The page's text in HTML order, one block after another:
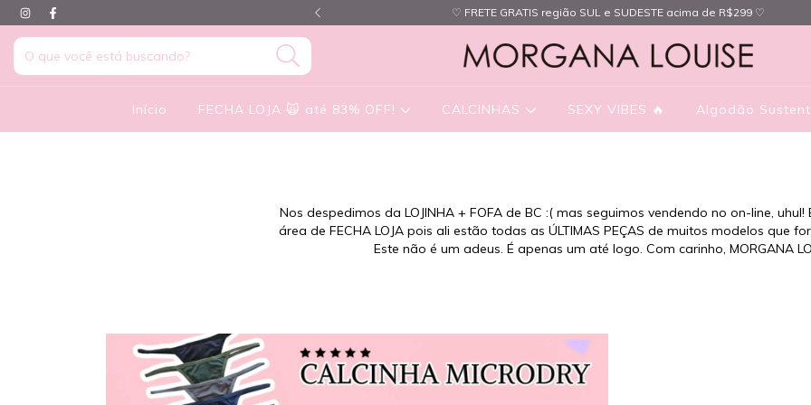
até 83% OFF ♡ ♡ FRETE GRATIS região SUL e SUDESTE acima de R$299 ♡
Início FECHA LOJA 🙀 até 83% OFF! CALCINHAS SEXY VIBES 🔥 Algodão
Nos despedimos da LOJINHA + FOFA de BC :( mas seguimos vendendo no on-line,
área de FECHA LOJA pois ali estão todas as ÚLTIMAS PEÇAS de muitos modelos que
Este não é um adeus. É apenas um até logo. Com carinho, MORGANA